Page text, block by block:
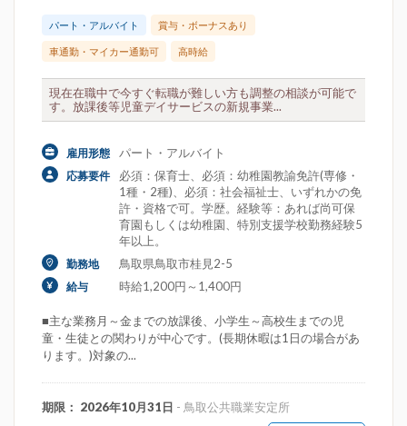
パート・アルバイト 賞与・ボーナスあり
車通勤・マイカー通勤可 高時給
現在在職中で今すぐ転職が難しい方も調整の相談が可能で
す。放課後等児童デイサービスの新規事業...
雇用形態 パート・アルバイト
応募要件
必須：保育士、必須：幼稚園教諭免許(専修・
1種・2種)、必須：社会福祉士、いずれかの免
許・資格で可。学歴。経験等：あれば尚可保
育園もしくは幼稚園、特別支援学校勤務経験5
年以上。
勤務地 鳥取県鳥取市桂見2-5
給与 時給1,200円～1,400円
■主な業務月～金までの放課後、小学生～高校生までの児
童・生徒との関わりが中心です。(長期休暇は1日の場合があ
ります。)対象の...
期限： 2026年10月31日 - 鳥取公共職業安定所